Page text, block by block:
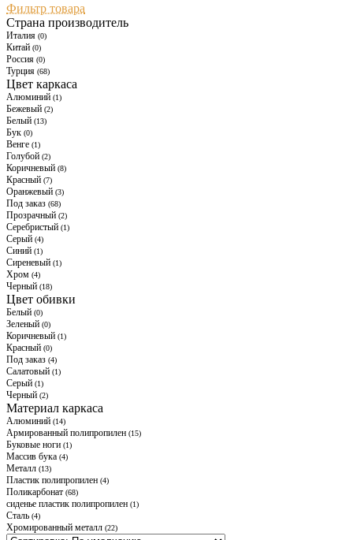
Фильтр товара
Страна производитель
Италия (0)
Китай (0)
Россия (0)
Турция (68)
Цвет каркаса
Алюминий (1)
Бежевый (2)
Белый (13)
Бук (0)
Венге (1)
Голубой (2)
Коричневый (8)
Красный (7)
Оранжевый (3)
Под заказ (68)
Прозрачный (2)
Серебристый (1)
Серый (4)
Синий (1)
Сиреневый (1)
Хром (4)
Черный (18)
Цвет обивки
Белый (0)
Зеленый (0)
Коричневый (1)
Красный (0)
Под заказ (4)
Салатовый (1)
Серый (1)
Черный (2)
Материал каркаса
Алюминий (14)
Армированный полипропилен (15)
Буковые ноги (1)
Массив бука (4)
Металл (13)
Пластик полипропилен (4)
Поликарбонат (68)
сиденье пластик полипропилен (1)
Сталь (4)
Хромированный металл (22)